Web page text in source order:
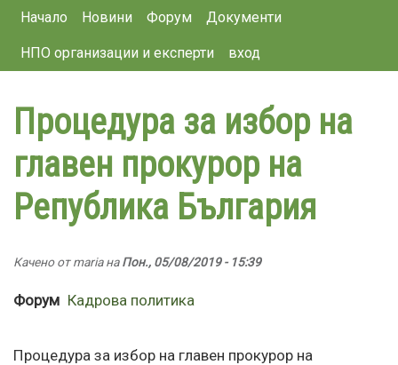
Премини
основното
Main navigation
Начало Новини Форум Документи
НПО организации и експерти вход
Процедура за избор на
главен прокурор на
Република България
Качено отmariaнаПон., 05/08/2019 - 15:39
Форум Кадрова политика
Процедура за избор на главен прокурор на